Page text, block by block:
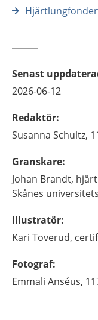
Senast
2026-06-12
Redaktör:
Susanna Schultz,
Granskare:
Johan Brandt,
Skånes
Illustratör:
Kari Toverud,
Fotograf:
Emmali Anséus,